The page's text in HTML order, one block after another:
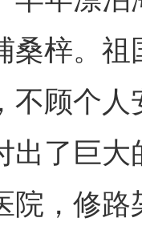
桑梓。
不顾个
出了巨
院，修